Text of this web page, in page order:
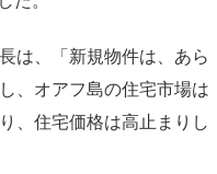
は、「新規物件は、あら
、オアフ島の住宅市場は
、住宅価格は高止まりし